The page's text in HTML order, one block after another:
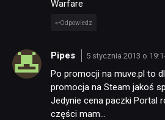
Warfare
Odpowiedz
Pipes 5 stycznia 2013 o
Po promocji na muve.pl to
promocja na Steam jakoś
Jedynie cena paczki Portal
części mam…